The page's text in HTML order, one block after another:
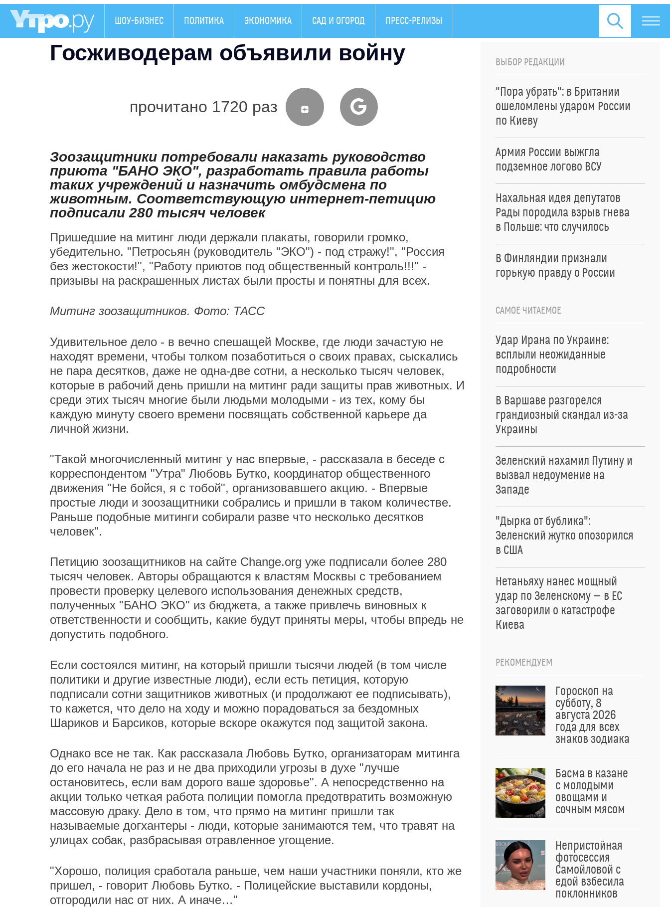
ШОУ-БИЗНЕС ПОЛИТИКА ЭКОНОМИКА САД И ОГОРОД ПРЕСС-РЕЛИЗЫ
Госживодерам объявили войну
прочитано 1720 раз
Зоозащитники потребовали наказать руководство
приюта "БАНО ЭКО", разработать правила работы
таких учреждений и назначить омбудсмена по
животным. Соответствующую интернет-петицию
подписали 280 тысяч человек
Пришедшие на митинг люди держали плакаты, говорили громко,
убедительно. "Петросьян (руководитель "ЭКО") - под стражу!", "Россия
без жестокости!", "Работу приютов под общественный контроль!!!" -
призывы на раскрашенных листах были просты и понятны для всех.
Митинг зоозащитников. Фото: ТАСС
Удивительное дело - в вечно спешащей Москве, где люди зачастую не
находят времени, чтобы толком позаботиться о своих правах, сыскались
не пара десятков, даже не одна-две сотни, а несколько тысяч человек,
которые в рабочий день пришли на митинг ради защиты прав животных. И
среди этих тысяч многие были людьми молодыми - из тех, кому бы
каждую минуту своего времени посвящать собственной карьере да
личной жизни.
"Такой многочисленный митинг у нас впервые, - рассказала в беседе с
корреспондентом "Утра" Любовь Бутко, координатор общественного
движения "Не бойся, я с тобой", организовавшего акцию. - Впервые
простые люди и зоозащитники собрались и пришли в таком количестве.
Раньше подобные митинги собирали разве что несколько десятков
человек".
Петицию зоозащитников на сайте Change.org уже подписали более 280
тысяч человек. Авторы обращаются к властям Москвы с требованием
провести проверку целевого использования денежных средств,
полученных "БАНО ЭКО" из бюджета, а также привлечь виновных к
ответственности и сообщить, какие будут приняты меры, чтобы впредь не
допустить подобного.
Если состоялся митинг, на который пришли тысячи людей (в том числе
политики и другие известные люди), если есть петиция, которую
подписали сотни защитников животных (и продолжают ее подписывать),
то кажется, что дело на ходу и можно порадоваться за бездомных
Шариков и Барсиков, которые вскоре окажутся под защитой закона.
Однако все не так. Как рассказала Любовь Бутко, организаторам митинга
до его начала не раз и не два приходили угрозы в духе "лучше
остановитесь, если вам дорого ваше здоровье". А непосредственно на
акции только четкая работа полиции помогла предотвратить возможную
массовую драку. Дело в том, что прямо на митинг пришли так
называемые догхантеры - люди, которые занимаются тем, что травят на
улицах собак, разбрасывая отравленное угощение.
"Хорошо, полиция сработала раньше, чем наши участники поняли, кто же
пришел, - говорит Любовь Бутко. - Полицейские выставили кордоны,
отгородили нас от них. А иначе…"
ВЫБОР РЕДАКЦИИ
"Пора убрать": в Британии
ошеломлены ударом России
по Киеву
Армия России выжгла
подземное логово ВСУ
Нахальная идея депутатов
Рады породила взрыв гнева
в Польше: что случилось
В Финляндии признали
горькую правду о России
САМОЕ ЧИТАЕМОЕ
Удар Ирана по Украине:
всплыли неожиданные
подробности
В Варшаве разгорелся
грандиозный скандал из-за
Украины
Зеленский нахамил Путину и
вызвал недоумение на
Западе
"Дырка от бублика":
Зеленский жутко опозорился
в США
Нетаньяху нанес мощный
удар по Зеленскому — в ЕС
заговорили о катастрофе
Киева
РЕКОМЕНДУЕМ
Гороскоп на
субботу, 8
августа 2026
года для всех
знаков зодиака
Басма в казане
с молодыми
овощами и
сочным мясом
Непристойная
фотосессия
Самойловой с
едой взбесила
поклонников